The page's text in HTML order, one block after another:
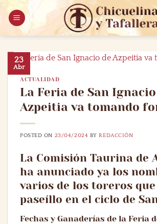
Saltar
contenido
23
Abr
ACTUALIDAD
La Feria de San
Azpeitia va tomando
POSTED ON 23/04/2024 BYREDACCIÓN
La Comisión Taurina de
ha anunciado ya los
varios de los toreros
paseíllo en el ciclo de
Fechas y Ganaderías de la Feria